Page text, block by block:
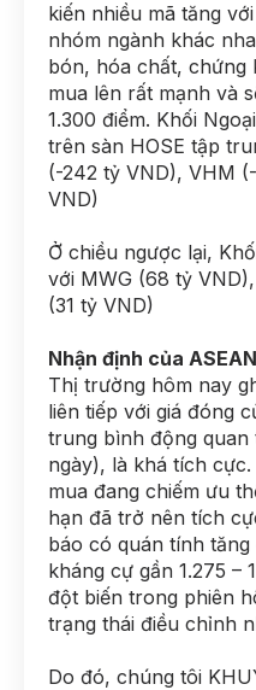
kiến nhiều mã tăng
nhóm ngành khác
bón, hóa chất, chứng
mua lên rất mạnh và
1.300 điểm. Khối
trên sàn HOSE tập
(-242 tỷ VND), VHM
VND)
Ở chiều ngược lại,
với MWG (68 tỷ
(31 tỷ VND)
Nhận định của
Thị trường hôm nay
liên tiếp với giá đóng
trung bình động quan
ngày), là khá tích
mua đang chiếm ưu
hạn đã trở nên tích
báo có quán tính
kháng cự gần 1.275 –
đột biến trong phiên
trạng thái điều chỉnh
Do đó, chúng tôi